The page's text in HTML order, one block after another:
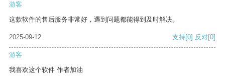
游客
这款软件的售后服务非常好，遇到问题都能得到及时解决。
2025-09-12 支持[0] 反对[0]
游客
我喜欢这个软件 作者加油